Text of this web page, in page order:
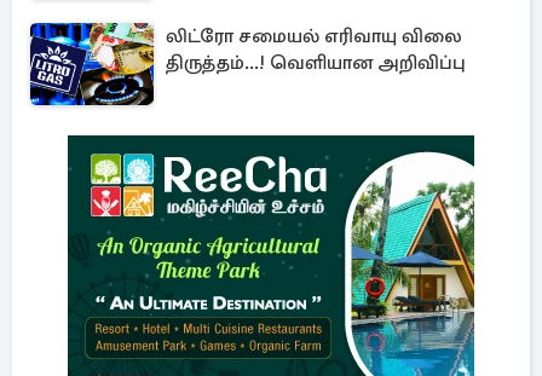
லிட்ரோ சமையல் எரிவாயு விலை
திருத்தம்...! வெளியான அறிவிப்பு